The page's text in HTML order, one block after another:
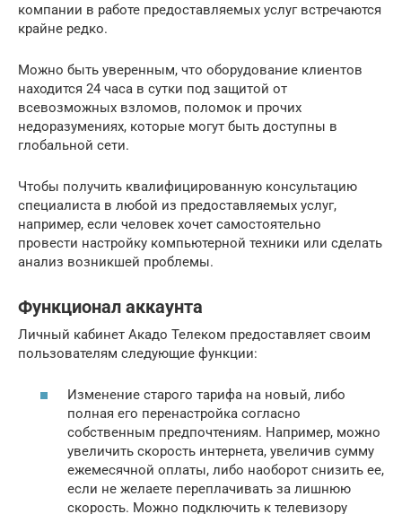
компании в работе предоставляемых услуг встречаются
крайне редко.
Можно быть уверенным, что оборудование клиентов
находится 24 часа в сутки под защитой от
всевозможных взломов, поломок и прочих
недоразумениях, которые могут быть доступны в
глобальной сети.
Чтобы получить квалифицированную консультацию
специалиста в любой из предоставляемых услуг,
например, если человек хочет самостоятельно
провести настройку компьютерной техники или сделать
анализ возникшей проблемы.
Функционал аккаунта
Личный кабинет Акадо Телеком предоставляет своим
пользователям следующие функции:
Изменение старого тарифа на новый, либо
полная его перенастройка согласно
собственным предпочтениям. Например, можно
увеличить скорость интернета, увеличив сумму
ежемесячной оплаты, либо наоборот снизить ее,
если не желаете переплачивать за лишнюю
скорость. Можно подключить к телевизору